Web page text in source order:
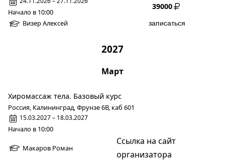
Начало в 10:00
Визер Алексей
39000
записаться
2027
Март
Хиромассаж тела. Базовый курс
Россия, Калининград, Фрунзе 6В, каб 601
15.03.2027 – 18.03.2027
Начало в 10:00
Макаров Роман
Ссылка на сайт
организатора